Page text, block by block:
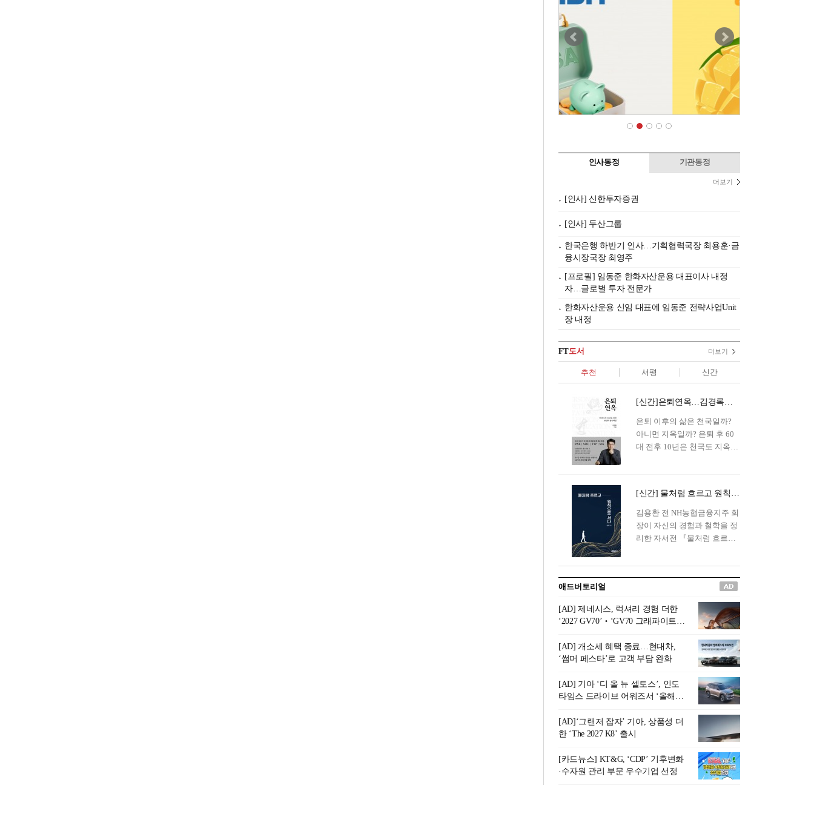
인사동정 기관동정
더보기
[인사] 신한투자증권
[인사] 두산그룹
한국은행 하반기 인사…기획협력국장 최용훈·금
융시장국장 최영주
[프로필] 임동준 한화자산운용 대표이사 내정
자…글로벌 투자 전문가
한화자산운용 신임 대표에 임동준 전략사업Unit
장 내정
FT도서 더보기
추천 서평 신간
[신간]은퇴연옥…김경록의 은퇴 후 삶의 나침반
은퇴 이후의 삶은 천국일까?
아니면 지옥일까? 은퇴 후 60
대 전후 10년은 천국도 지옥도
은퇴 설계를 가이드해 온 김경
록 옵투스자산운용의 고문이
신간 『은퇴연옥』을 내놓았
다.단테는 지옥을 '모든 희망을
록 고문은 새로운 시각을 제시
0년의 과도기는 지옥이 아니라
정화와 성장의 공간인 ‘은퇴연
옥(Purgatory)’이라는 것이다.
연옥은 고통스럽지만 끝이 있
으며, 준비를 통해 천국으로 나
아갈 수 있는 희망의 장소라고
말한
[신간] 물처럼 흐르고 원칙으로 서다…김용환의 통찰을 담다
김용환 전 NH농협금융지주 회
장이 자신의 경험과 철학을 정
리한 자서전 『물처럼 흐르고
통 관료 출신으로 한국 금융의
주요 변곡점마다 중요한 역할
을 하고 금융 경영인으로서 큰
족적을 남긴 김 전 회장이 후배
세대에게 전하는 삶의 조언을
담은 인생 노트다.『물처럼 흐
르고 원칙으로 서다』는 단순
한 자서전을 넘어, 실패를 두려
워하지 않는 용기와 자신에 대
한 믿음이 어떻게 삶을 풍요롭
게 만드는지를 보여주는 지혜
의 보고로 평가된다.김용환 전
회장은 “인생의 목표가 크더라
도 조급해하지 말고 작은 것부
터 하나 하나 성취해 나가
라”고 조언한다. 뼈아픈 실패
조차 성공의 뼈대가 된다는 긍
애드버토리얼
[AD] 제네시스, 럭셔리 경험 더한
‘2027 GV70’‧‘GV70 그래파이트’
[AD] 개소세 혜택 종료…현대차,
‘썸머 페스타’로 고객 부담 완화
[AD] 기아 ‘디 올 뉴 셀토스’, 인도
타임스 드라이브 어워즈서 ‘올해의
[AD]‘그랜저 잡자’ 기아, 상품성 더
한 ‘The 2027 K8’ 출시
[카드뉴스] KT&G, ‘CDP’ 기후변화
·수자원 관리 부문 우수기업 선정